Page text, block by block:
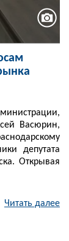
Васюрин,
депутата
Открывая
Читать далее